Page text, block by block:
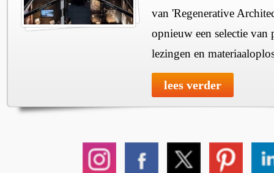
van 'Regenerative
opnieuw een selectie van
lezingen en
lees verder